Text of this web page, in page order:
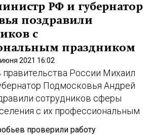
РФ и губернатор
поздравили
с
праздником
2021 16:02
России Михаил
Подмосковья Андрей
сотрудников сферы
с их профессиональным
проверили работу